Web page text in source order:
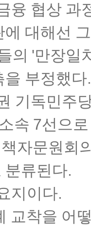
융 협상 과
대해선
의 '만장일
을 부정했다
기독민주
소속 7선으
자문원회
분류된다.
지이다.
교착을 어